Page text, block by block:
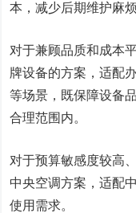
本，减少后期维护麻烦
对于兼顾品质和成本
牌设备的方案，适配
等场景，既保障设备
合理范围内。
对于预算敏感度较高
中央空调方案，适配
使用需求。